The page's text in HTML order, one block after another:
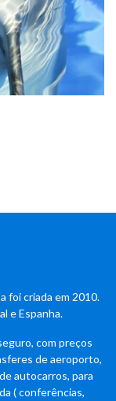
foi criada em 2010.
e Espanha.
com preços
de aeroporto,
autocarros, para
( conferências,